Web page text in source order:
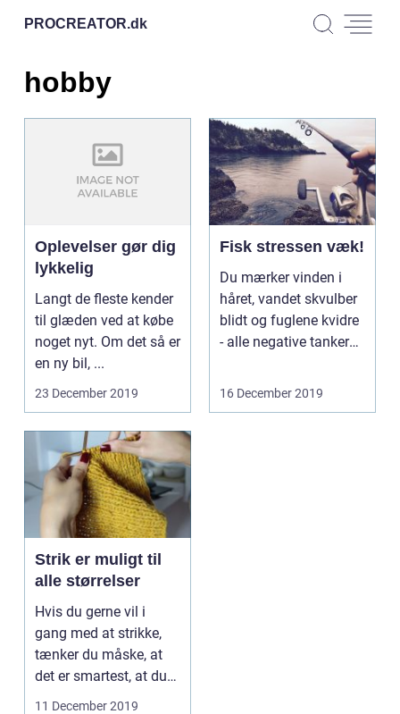
PROCREATOR.dk
hobby
Oplevelser gør dig
lykkelig
Langt de fleste kender
til glæden ved at købe
noget nyt. Om det så er
en ny bil, ...
23 December 2019
Fisk stressen væk!
Du mærker vinden i
håret, vandet skvulber
blidt og fuglene kvidre
- alle negative tanker
16 December 2019
Strik er muligt til
alle størrelser
Hvis du gerne vil i
gang med at strikke,
tænker du måske, at
det er smartest, at du
bare...
11 December 2019